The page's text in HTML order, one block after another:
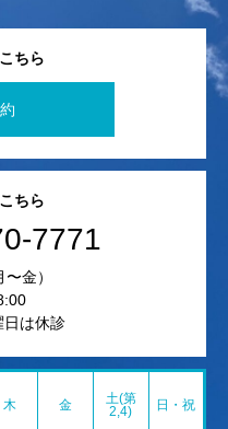
ちら
ちら
7771
金）
は休診
木 金
土(第
2,4)
日・祝